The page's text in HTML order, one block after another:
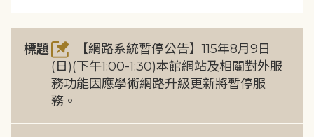
標題
【網路系統暫停公告】115年8月9日
(日)(下午1:00-1:30)本館網站及相關對外服
務功能因應學術網路升級更新將暫停服
務。